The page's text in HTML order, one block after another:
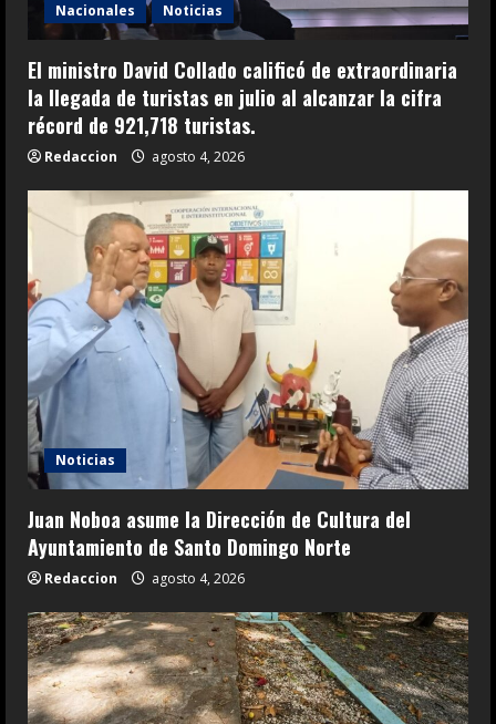
Nacionales Noticias
El ministro David Collado calificó de extraordinaria
la llegada de turistas en julio al alcanzar la cifra
récord de 921,718 turistas.
Redaccion agosto 4, 2026
Noticias
Juan Noboa asume la Dirección de Cultura del
Ayuntamiento de Santo Domingo Norte
Redaccion agosto 4, 2026